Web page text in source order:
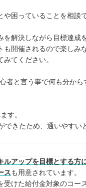
困っていることを相談
解決しながら目標達成
開催されるので楽しみ
てください。
者と言う事で何も分か
す。
きたため、通いやすい
ルアップを目標とする方
ス も用意されています。
けた給付金対象のコー